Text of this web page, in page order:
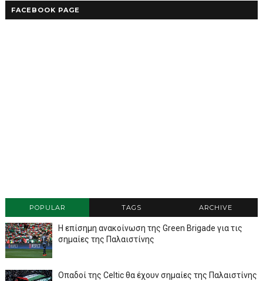
FACEBOOK PAGE
POPULAR TAGS ARCHIVE
Η επίσημη ανακοίνωση της Green Brigade για τις
σημαίες της Παλαιστίνης
Οπαδοί της Celtic θα έχουν σημαίες της Παλαιστίνης